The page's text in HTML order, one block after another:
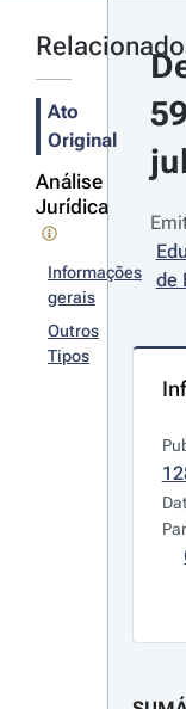
Ato
Original
Análise
Jurídica
Informações
gerais
Outros
Tipos
de